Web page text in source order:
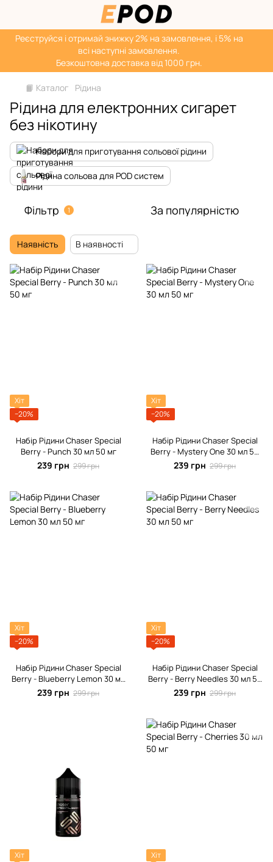
Реєструйся і отримай знижку 2% на замовлення, і 5% на
всі наступні замовлення.
Безкоштовна доставка від 1000 грн.
📙 Каталог Рідина
Рідина для електронних сигарет
без нікотину
Набори для приготування сольової рідини
Рідина сольова для POD систем
Фільтр 1 За популярністю
Наявність В наявності
Хіт
−20%
Набір Рідини Chaser Special
Berrу - Punch 30 мл 50 мг
239 грн 299 грн
Хіт
−20%
Набір Рідини Chaser Special
Berrу - Mystery One 30 мл 50
мг
239 грн 299 грн
Хіт
−20%
Набір Рідини Chaser Special
Berrу - Blueberry Lemon 30 мл
50 мг
239 грн 299 грн
Хіт
−20%
Набір Рідини Chaser Special
Berrу - Berry Needles 30 мл 50
мг
239 грн 299 грн
Хіт
Хіт